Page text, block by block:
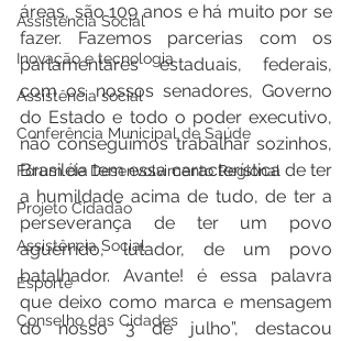
Assistência Social
Inovação e tecnologia
Assistência social
Conferência Municipal de Saúde
Fórum de Desenvolvimento Regional
Projeto Cidadão
Assistência Social
Esporte
Conselho das Cidades
áreas, são 109 anos e há muito por se
fazer. Fazemos parcerias com os
parlamentares estaduais, federais,
com os nossos senadores, Governo
do Estado e todo o poder executivo,
não conseguimos trabalhar sozinhos,
Brasiléia tem essa característica de ter
a humildade acima de tudo, de ter a
perseverança de ter um povo
aguerrido, lutador, de um povo
batalhador. Avante! é essa palavra
que deixo como marca e mensagem
do nosso 3 de julho”, destacou